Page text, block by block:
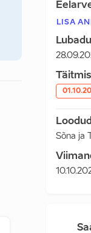
LISA
Loodud
Sõna ja